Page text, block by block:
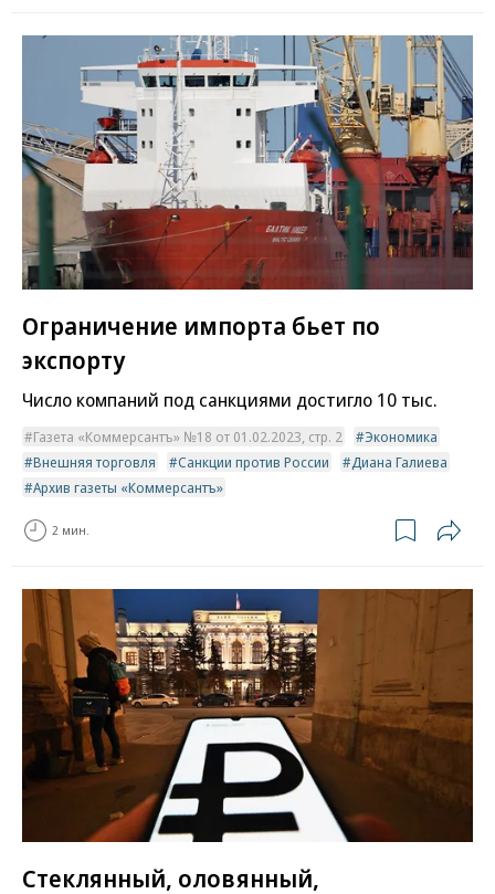
Ограничение импорта бьет по
экспорту
Число компаний под санкциями достигло 10 тыс.
Газета «Коммерсантъ» №18 от 01.02.2023, стр. 2
Экономика
Внешняя торговля
Санкции против России
Диана Галиева
Архив газеты «Коммерсантъ»
2 мин.
Стеклянный, оловянный,